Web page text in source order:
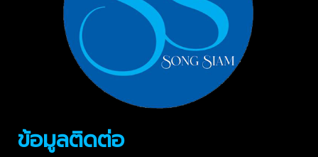
ข้อมูลติดต่อ